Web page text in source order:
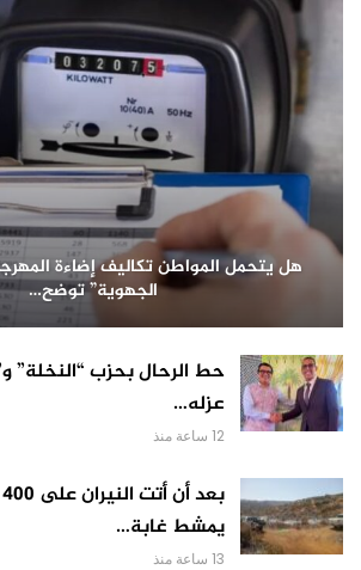
هل يتحمل المواطن تكاليف إضاءة
الجهوية” توضح…
حط الرحال بحزب “النخلة”
عزله…
12 ساعة منذ
يمشط غابة…
13 ساعة منذ